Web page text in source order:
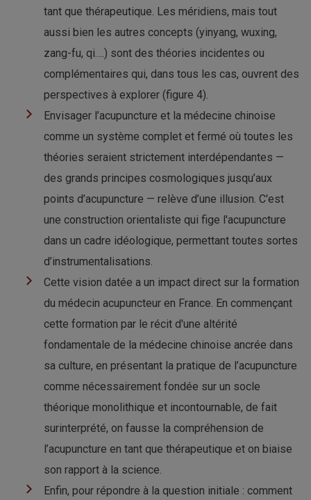
tant que thérapeutique. Les méridiens, mais tout
aussi bien les autres concepts (yinyang, wuxing,
zang-fu, qi….) sont des théories incidentes ou
complémentaires qui, dans tous les cas, ouvrent des
perspectives à explorer (figure 4).
Envisager l’acupuncture et la médecine chinoise
comme un système complet et fermé où toutes les
théories seraient strictement interdépendantes —
des grands principes cosmologiques jusqu’aux
points d’acupuncture — relève d’une illusion. C'est
une construction orientaliste qui fige l'acupuncture
dans un cadre idéologique, permettant toutes sortes
d’instrumentalisations.
Cette vision datée a un impact direct sur la formation
du médecin acupuncteur en France. En commençant
cette formation par le récit d'une altérité
fondamentale de la médecine chinoise ancrée dans
sa culture, en présentant la pratique de l’acupuncture
comme nécessairement fondée sur un socle
théorique monolithique et incontournable, de fait
surinterprété, on fausse la compréhension de
l’acupuncture en tant que thérapeutique et on biaise
son rapport à la science.
Enfin, pour répondre à la question initiale : comment